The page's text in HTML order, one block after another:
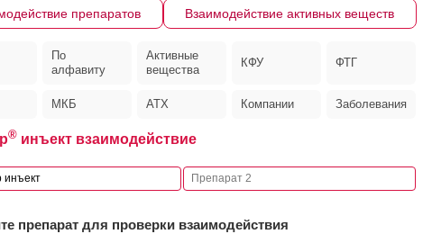
препаратов Взаимодействие активных веществ
По
алфавиту
Активные
вещества
КФУ ФТГ
МКБ АТХ Компании Заболевания
®инъект взаимодействие
препарат для проверки взаимодействия